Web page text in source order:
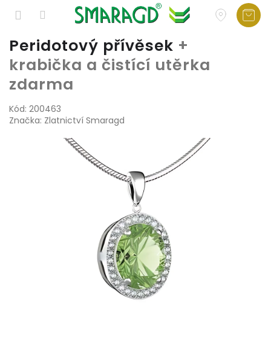
Přejít
obsah
Peridotový přívěsek +
krabička a čistící utěrka
zdarma
Kód: 200463
Značka: Zlatnictví Smaragd